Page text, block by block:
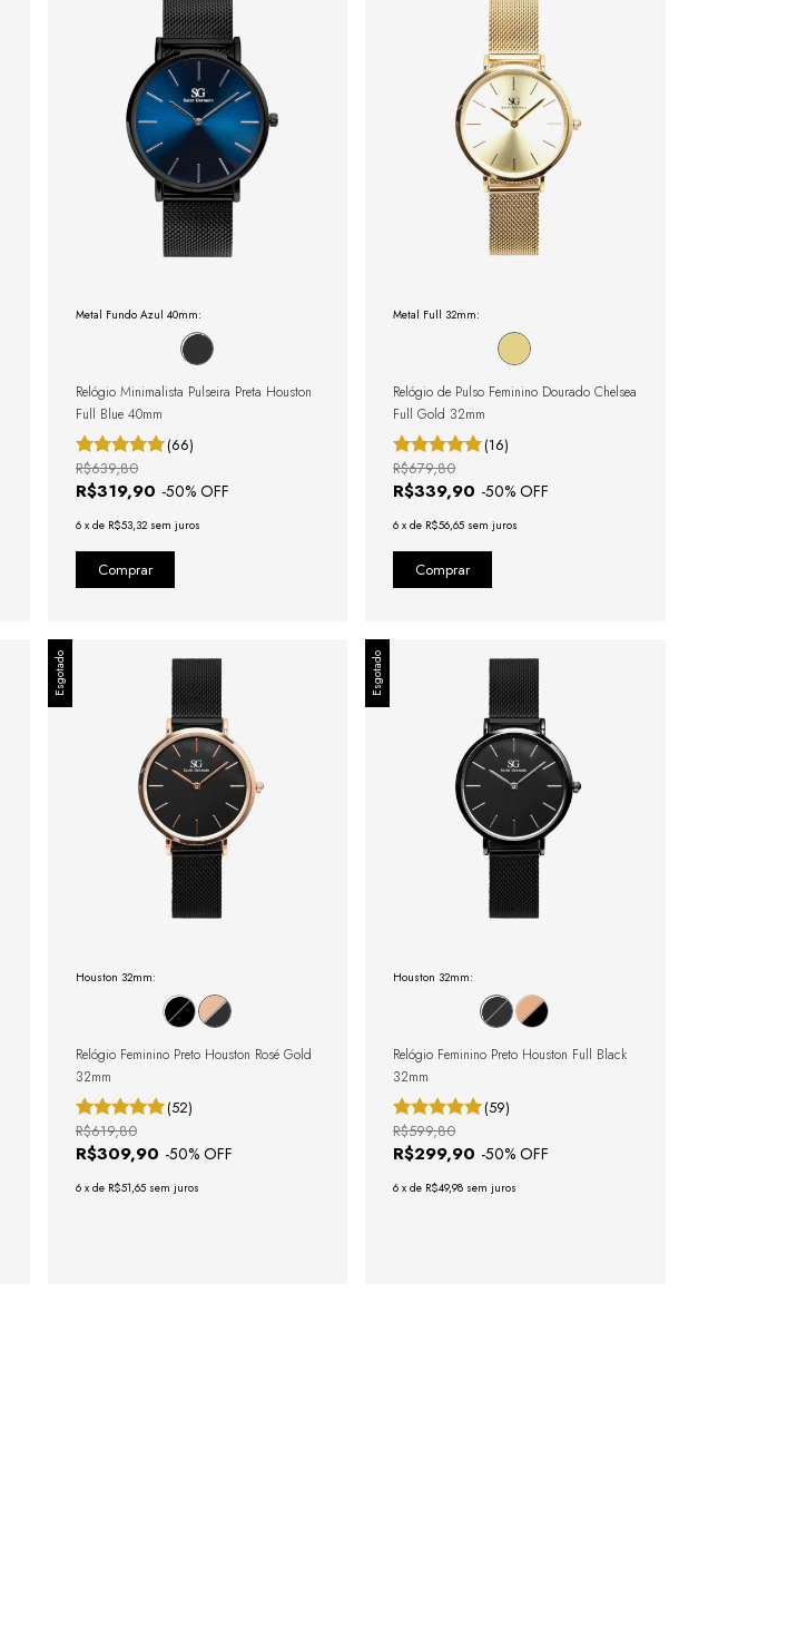
Metal Fundo Azul 40mm:
Relógio Minimalista Pulseira Preta Houston
Full Blue 40mm
(66)
R$319,90 -50% OFF
R$639,80
6 x de R$53,32 sem juros
Metal Full 32mm:
Relógio de Pulso Feminino Dourado Chelsea
Full Gold 32mm
(16)
R$339,90 -50% OFF
R$679,80
6 xde R$56,65 sem juros
Esgotado
Houston 32mm:
Relógio Feminino Preto Houston Rosé Gold
32mm
(52)
R$309,90 -50% OFF
R$619,80
6 x de R$51,65 sem juros
Esgotado
Houston 32mm:
Relógio Feminino Preto Houston Full Black
32mm
(59)
R$299,90 -50% OFF
R$599,80
6 xde R$49,98 sem juros